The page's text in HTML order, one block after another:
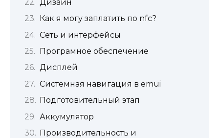
Дизайн
Как я могу заплатить по nfc?
Сеть и интерфейсы
Програмное обеспечение
Дисплей
Системная навигация в emui
Подготовительный этап
Аккумулятор
Производительность и